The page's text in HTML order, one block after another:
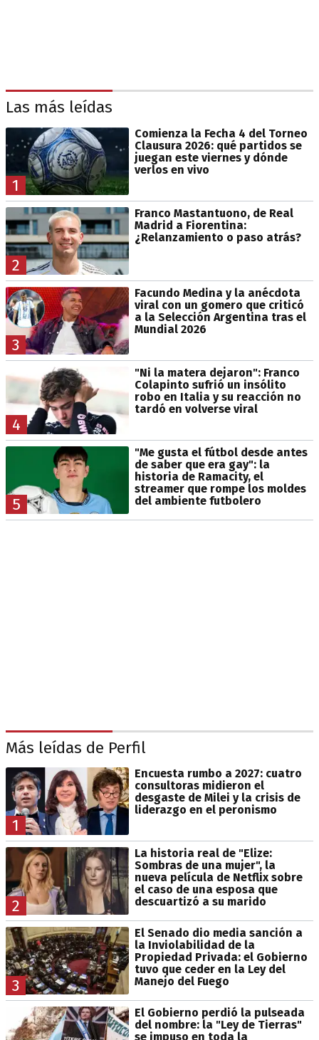
Las más leídas
1
Comienza la Fecha 4 del Torneo
Clausura 2026: qué partidos se
juegan este viernes y dónde
verlos en vivo
2
Franco Mastantuono, de Real
Madrid a Fiorentina:
¿Relanzamiento o paso atrás?
3
Facundo Medina y la anécdota
viral con un gomero que criticó
a la Selección Argentina tras el
Mundial 2026
4
"Ni la matera dejaron": Franco
Colapinto sufrió un insólito
robo en Italia y su reacción no
tardó en volverse viral
5
"Me gusta el fútbol desde antes
de saber que era gay": la
historia de Ramacity, el
streamer que rompe los moldes
del ambiente futbolero
Más leídas de Perfil
1
Encuesta rumbo a 2027: cuatro
consultoras midieron el
desgaste de Milei y la crisis de
liderazgo en el peronismo
2
La historia real de "Elize:
Sombras de una mujer", la
nueva película de Netflix sobre
el caso de una esposa que
descuartizó a su marido
3
El Senado dio media sanción a
la Inviolabilidad de la
Propiedad Privada: el Gobierno
tuvo que ceder en la Ley del
Manejo del Fuego
El Gobierno perdió la pulseada
del nombre: la "Ley de Tierras"
se impuso en toda la